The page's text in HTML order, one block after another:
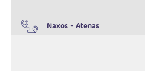
Naxos- Atenas